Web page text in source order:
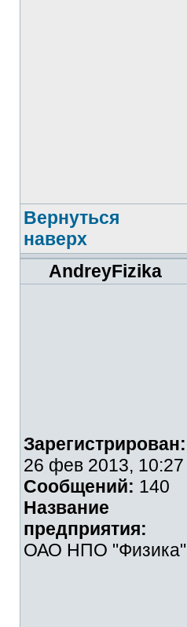
Вернуться
наверх
AndreyFizika
Зарегистрирован:
26 фев 2013, 10:27
Сообщений: 140
Название
предприятия:
ОАО НПО "Физика"